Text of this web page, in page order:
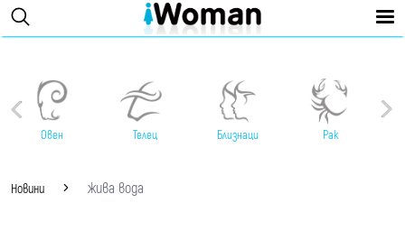
Овен Телец Близнаци Рак
Новини жива вода